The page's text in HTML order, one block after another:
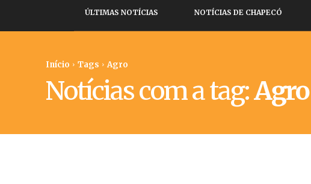
ÚLTIMAS NOTÍCIAS NOTÍCIAS DE CHAPECÓ
Início Tags Agro
Notícias com a tag:Agro